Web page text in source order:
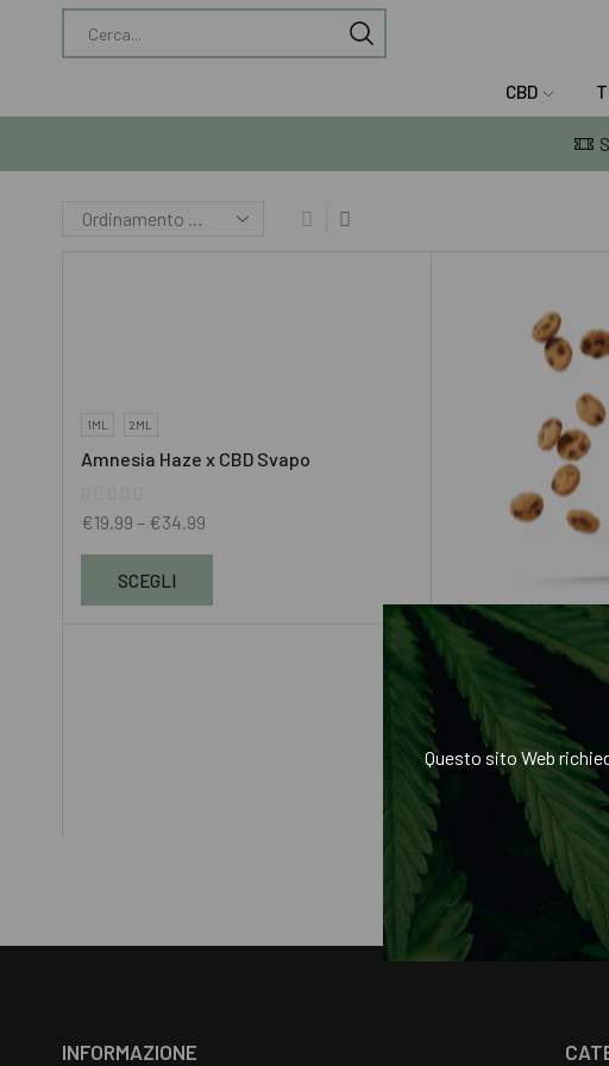
Questo sito Web
CBD
1ML 2ML
Amnesia Haze x CBD Svapo
€19.99 – €34.99
SCEGLI
1ML
Biscotti Kush x
19.99 – 34.99
SCEGLI
INFORMAZIONE